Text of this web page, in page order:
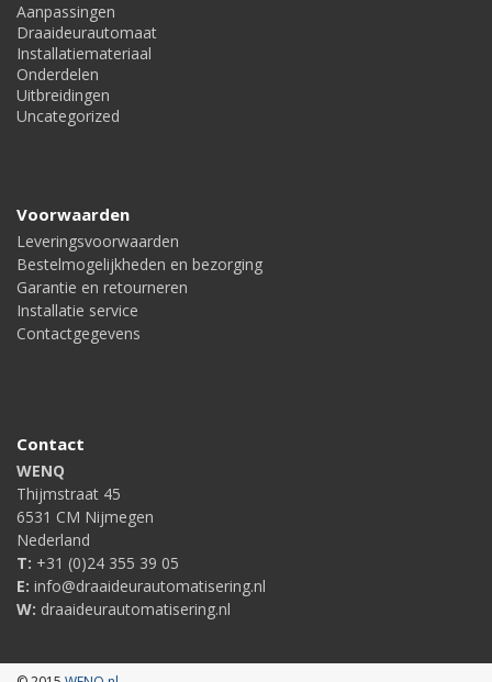
Aanpassingen
Draaideurautomaat
Installatiemateriaal
Onderdelen
Uitbreidingen
Uncategorized
Voorwaarden
Leveringsvoorwaarden
Bestelmogelijkheden en bezorging
Garantie en retourneren
Installatie service
Contactgegevens
Contact
WENQ
Thijmstraat 45
6531 CM Nijmegen
Nederland
T: +31 (0)24 355 39 05
E: info@draaideurautomatisering.nl
W: draaideurautomatisering.nl